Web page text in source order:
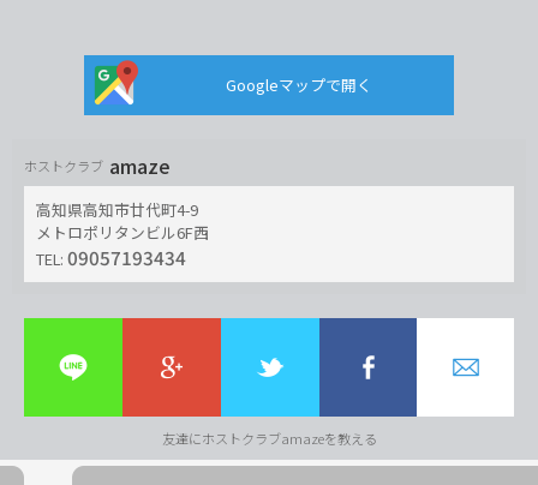
Googleマップで開く
ホストクラブ amaze
高知県高知市廿代町4-9
メトロポリタンビル6F西
TEL: 09057193434
友達にホストクラブamazeを教える